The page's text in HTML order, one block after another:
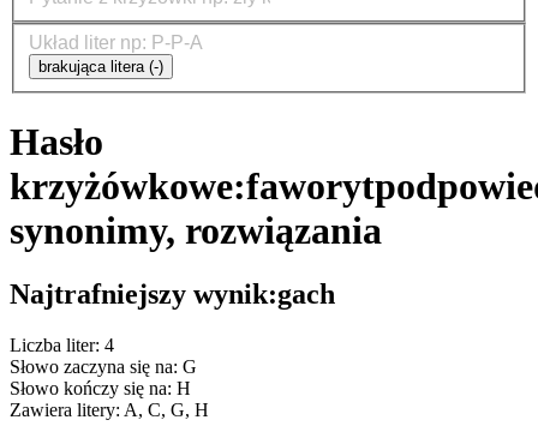
brakująca litera (-)
Hasło
krzyżówkowe:faworyt
synonimy, rozwiązania
Najtrafniejszy wynik:gach
Liczba liter: 4
Słowo zaczyna się na: G
Słowo kończy się na: H
Zawiera litery: A, C, G, H